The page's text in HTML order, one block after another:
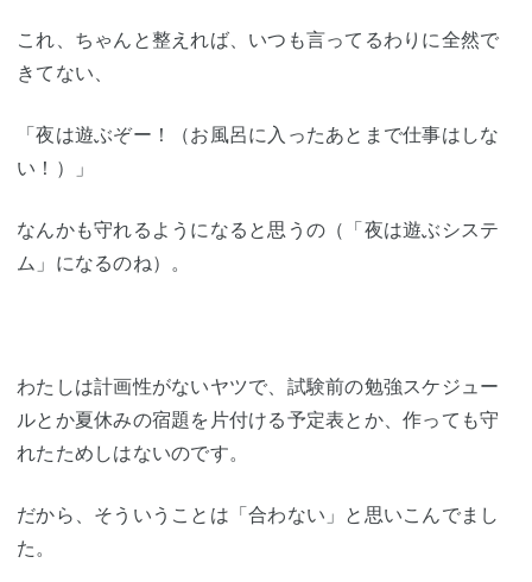
これ、ちゃんと整えれば、いつも言ってるわりに全然で
きてない、
「夜は遊ぶぞー！（お風呂に入ったあとまで仕事はしな
い！）」
なんかも守れるようになると思うの（「夜は遊ぶシステ
ム」になるのね）。
わたしは計画性がないヤツで、試験前の勉強スケジュー
ルとか夏休みの宿題を片付ける予定表とか、作っても守
れたためしはないのです。
だから、そういうことは「合わない」と思いこんでまし
た。